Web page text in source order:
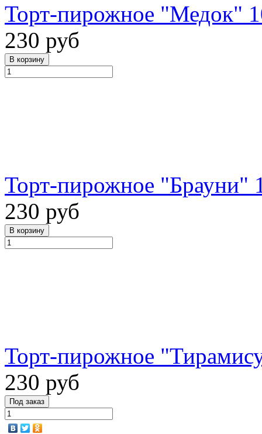
Торт-пирожное "Медок"
230 руб
Торт-пирожное "Брауни"
230 руб
Торт-пирожное
230 руб